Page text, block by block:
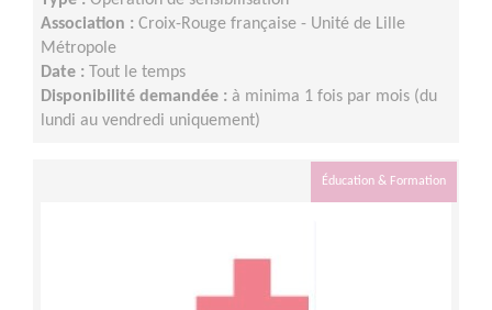
Association : Croix-Rouge française - Unité de Lille
Métropole
Date : Tout le temps
Disponibilité demandée : à minima 1 fois par mois (du
lundi au vendredi uniquement)
Éducation & Formation